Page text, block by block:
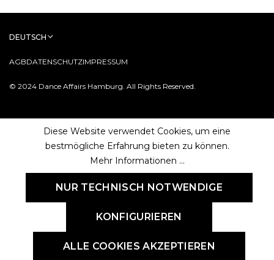
© 2024 Dance Affairs Hamburg. All Rights Reserved.
AGBDATENSCHUTZIMPRESSUM
DEUTSCH
Diese Website verwendet Cookies, um eine
bestmögliche Erfahrung bieten zu können.
Mehr Informationen ...
NUR TECHNISCH NOTWENDIGE
KONFIGURIEREN
ALLE COOKIES AKZEPTIEREN